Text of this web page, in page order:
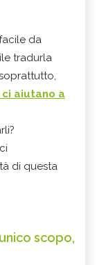
da
tradurla
aiutano a
di questa
scopo,